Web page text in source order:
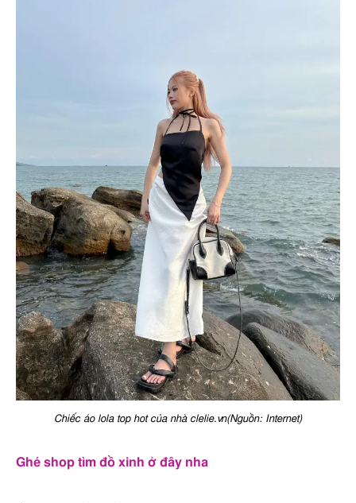
Chiếc áo lola top hot của nhà clelie.vn(Nguồn: Internet)
Ghé shop tìm đồ xinh ở đây nha